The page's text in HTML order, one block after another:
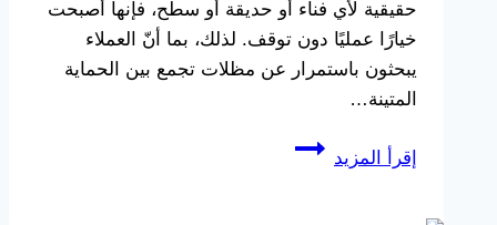
حقيقية لأي فناء أو حديقة أو سطح، فإنها أصبحت
خيارًا عمليًا دون توقف. لذلك، بما أنّ العملاء
يبحثون باستمرار عن مظلات تجمع بين الحماية
المتينة…
إقرأ المزيد
تركيب